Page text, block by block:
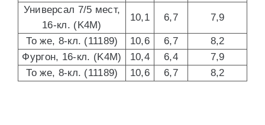
Универсал 7/5 мест,
16-кл. (K4M)
10,1 6,7 7,9
То же, 8-кл. (11189) 10,6 6,7
8,2
Фургон, 16-кл. (K4M)
10,4 6,4
7,9
То же, 8-кл. (11189)
10,6 6,7 8,2